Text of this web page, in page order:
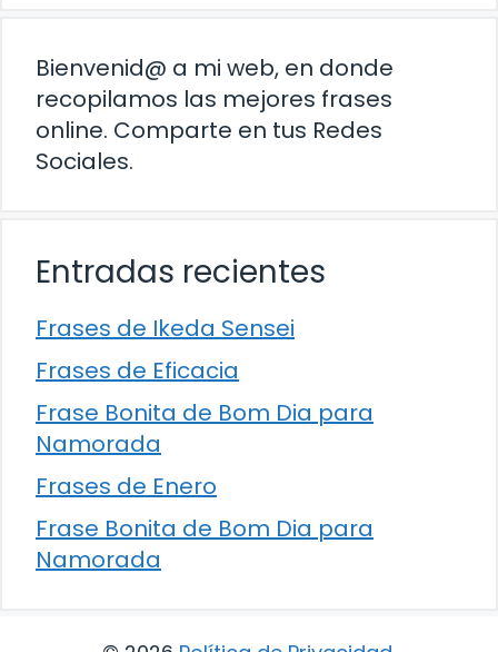
Bienvenid@ a mi web, en donde
recopilamos las mejores frases
online. Comparte en tus Redes
Sociales.
Entradas recientes
Frases de Ikeda Sensei
Frases de Eficacia
Frase Bonita de Bom Dia para
Namorada
Frases de Enero
Frase Bonita de Bom Dia para
Namorada